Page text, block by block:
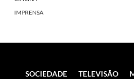
IMPRENSA
SOCIEDADE TELEVISÃO